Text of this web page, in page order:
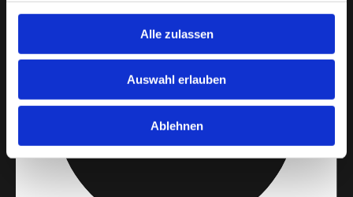
Alle zulassen
Auswahl erlauben
Ablehnen